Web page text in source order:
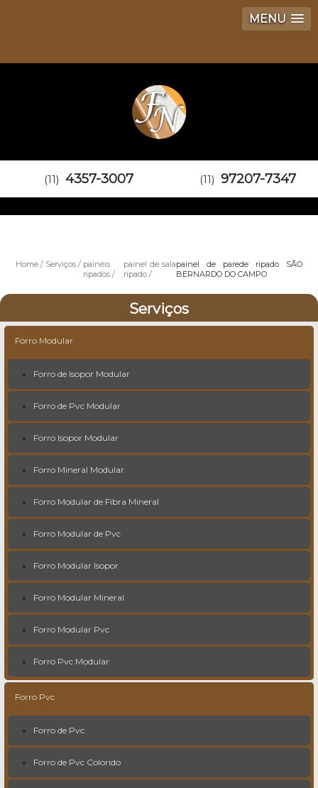
MENU
(11) 4357-3007 (11) 97207-7347
Home Serviços
painéis
ripados
painel de sala
ripado
painel de parede ripado SÃO
BERNARDO DO CAMPO
Serviços
Forro Modular
Forro de Isopor Modular
Forro de Pvc Modular
Forro Isopor Modular
Forro Mineral Modular
Forro Modular de Fibra Mineral
Forro Modular de Pvc
Forro Modular Isopor
Forro Modular Mineral
Forro Modular Pvc
Forro Pvc Modular
Forro Pvc
Forro de Pvc
Forro de Pvc Colorido